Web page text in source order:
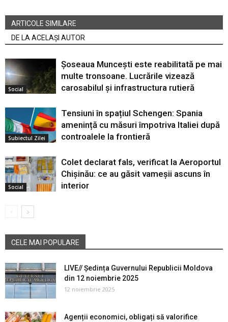
ARTICOLE SIMILARE
DE LA ACELAȘI AUTOR
Social
Șoseaua Muncești este reabilitată pe mai
multe tronsoane. Lucrările vizează
carosabilul și infrastructura rutieră
Subiectul Zilei
Tensiuni în spațiul Schengen: Spania
amenință cu măsuri împotriva Italiei după
controalele la frontieră
Social
Colet declarat fals, verificat la Aeroportul
Chișinău: ce au găsit vameșii ascuns în
interior
CELE MAI POPULARE
LIVE// Ședința Guvernului Republicii Moldova
din 12 noiembrie 2025
12 noiembrie 2025
Agenții economici, obligați să valorifice